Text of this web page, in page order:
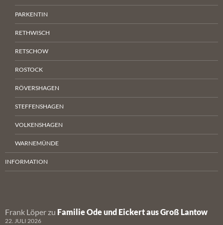
PARKENTIN
RETHWISCH
RETSCHOW
ROSTOCK
RÖVERSHAGEN
STEFFENSHAGEN
VOLKENSHAGEN
WARNEMÜNDE
INFORMATION
Frank Löper zu Familie Ode und Eickert aus Groß Lantow
22. JULI 2026